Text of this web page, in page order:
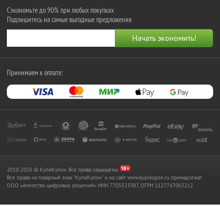
Сэкономьте до 90% при любых покупках
Подпишитесь на самые выгодные предложения
Принимаем к оплате:
2010-2026 © КупиКупон. Все права защищены.
Все права на товарный знак "КупиКупон" и на сайт www.kupikupon.ru принадлежат
OOO «Агентство цифровых решений» ИНН 7705523387, ОГРН 1127747063212